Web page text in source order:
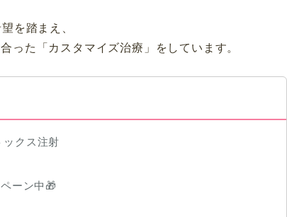
を踏まえ、
った「カスタマイズ治療」をしています。
クス注射
ーン中🎁